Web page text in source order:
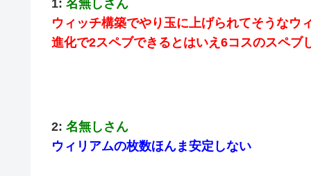
1: 名無しさん
ウィッチ構築でやり玉に上げられてそうなウ
進化で2スペブできるとはいえ6コスのスペ
2: 名無しさん
ウィリアムの枚数ほんま安定しない